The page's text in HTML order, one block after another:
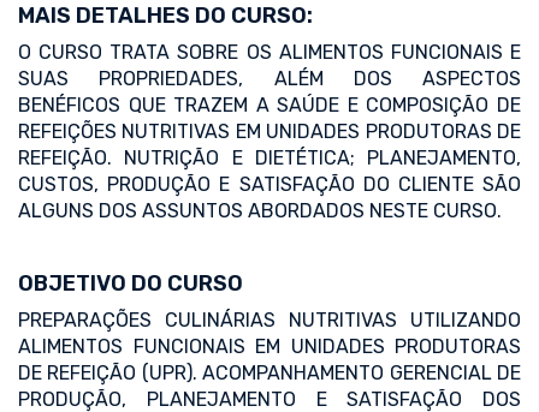
MAIS DETALHES DO CURSO:
O CURSO TRATA SOBRE OS ALIMENTOS FUNCIONAIS E
SUAS PROPRIEDADES, ALÉM DOS ASPECTOS
BENÉFICOS QUE TRAZEM A SAÚDE E COMPOSIÇÃO DE
REFEIÇÕES NUTRITIVAS EM UNIDADES PRODUTORAS DE
REFEIÇÃO. NUTRIÇÃO E DIETÉTICA; PLANEJAMENTO,
CUSTOS, PRODUÇÃO E SATISFAÇÃO DO CLIENTE SÃO
ALGUNS DOS ASSUNTOS ABORDADOS NESTE CURSO.
OBJETIVO DO CURSO
PREPARAÇÕES CULINÁRIAS NUTRITIVAS UTILIZANDO
ALIMENTOS FUNCIONAIS EM UNIDADES PRODUTORAS
DE REFEIÇÃO (UPR). ACOMPANHAMENTO GERENCIAL DE
PRODUÇÃO, PLANEJAMENTO E SATISFAÇÃO DOS